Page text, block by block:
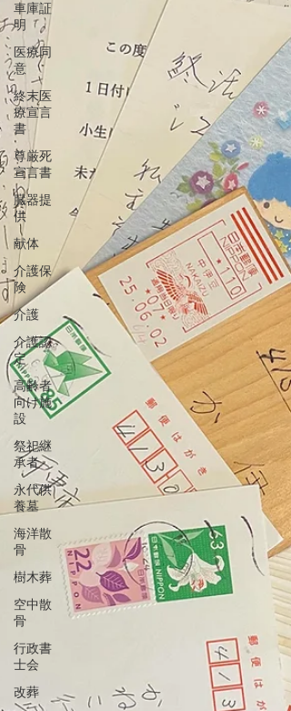
車庫証
明
医療同
意
終末医
療宣言
書
尊厳死
宣言書
臓器提
供
献体
介護保
険
介護
介護認
定
高齢者
向け施
設
祭祀継
承者
永代供
養墓
海洋散
骨
樹木葬
空中散
骨
行政書
士会
改葬
若年人口の減少が、空家問題に拍車をかけます。
当事務所は別荘地にありますが、周辺には使用さ
れていない家がありますし、今後も恐らくは増加
していくことと思われます。 そのため空家問題
を、自分事として感じて危機感を抱く日々を送っ
ています。 そのような訳で、以前から空家問題
関心を持っておりました。 そしてこの度「一般
団法人不動産終活支援機構」様の講座を知り、知
識の整理を兼ねて